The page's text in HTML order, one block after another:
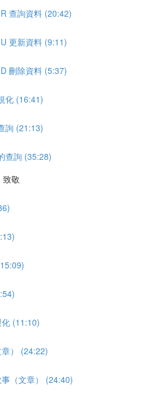
查詢資料 (20:42)
更新資料 (9:11)
刪除資料 (5:37)
化 (16:41)
詢 (21:13)
查詢 (35:28)
致敬
(11:10)
） (24:22)
（文章） (24:40)